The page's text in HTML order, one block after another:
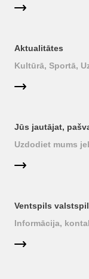
Aktualitātes
Kultūrā, Sportā,
Jūs jautājat,
Uzdodiet mums
Ventspils
Informācija,